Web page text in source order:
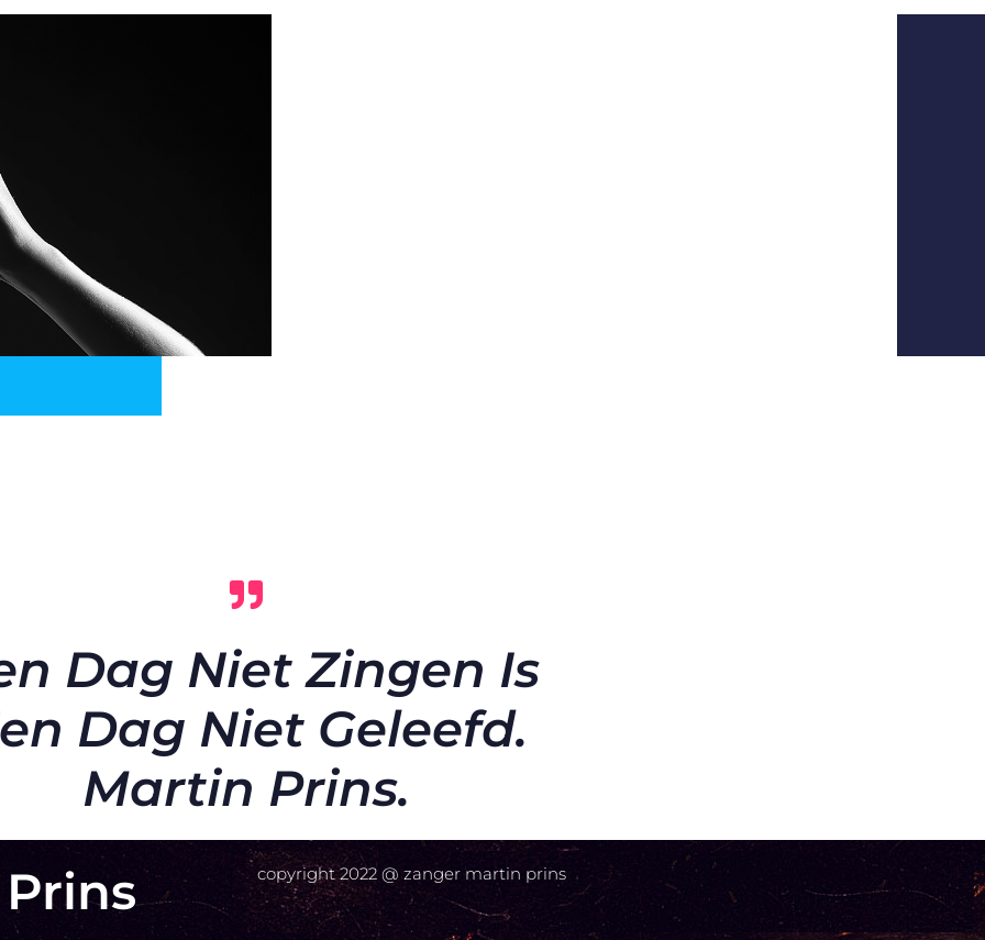
Dag Niet Zingen Is
Dag Niet Geleefd.
Martin Prins.
copyright 2022 @ zanger martin prins